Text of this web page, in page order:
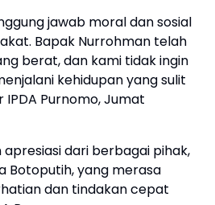
jawab moral dan sosial
Bapak Nurrohman telah
berat, dan kami tidak ingin
kehidupan yang sulit
IPDA Purnomo, Jumat
dari berbagai pihak,
Botoputih, yang merasa
dan tindakan cepat